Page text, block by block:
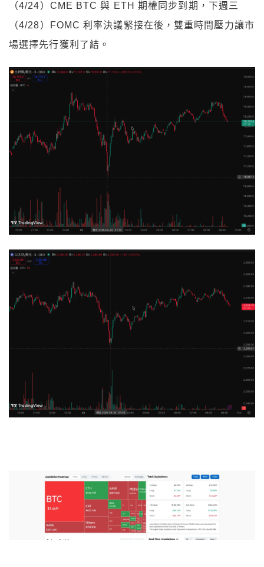
（4/24）CME BTC 與 ETH 期權同步到期，下週三
（4/28）FOMC 利率決議緊接在後，雙重時間壓力讓市
場選擇先行獲利了結。